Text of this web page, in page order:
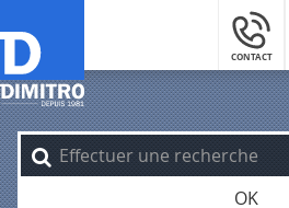
CONTACT
OK